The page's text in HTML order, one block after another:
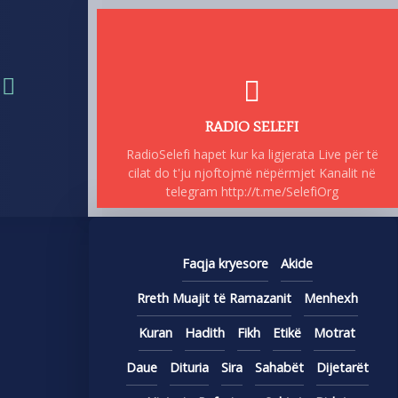
RADIO SELEFI
RadioSelefi hapet kur ka ligjerata Live për të
cilat do t'ju njoftojmë nëpërmjet Kanalit në
telegram http://t.me/SelefiOrg
Faqja kryesore Akide
Rreth Muajit të Ramazanit Menhexh
Kuran Hadith Fikh Etikë Motrat
Daue Dituria Sira Sahabët Dijetarët